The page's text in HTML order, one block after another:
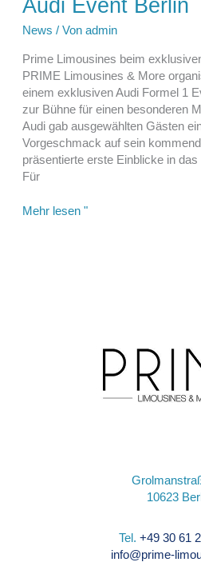
Audi Event Berlin
News / Von admin
Prime Limousines beim
PRIME Limousines & More
einem exklusiven Audi Formel 1
zur Bühne für einen besonderen
Audi gab ausgewählten Gästen
Vorgeschmack auf sein
präsentierte erste Einblicke in
Für
Audi
Mehr lesen "
10623
Tel. +49 30 61
info@prime-